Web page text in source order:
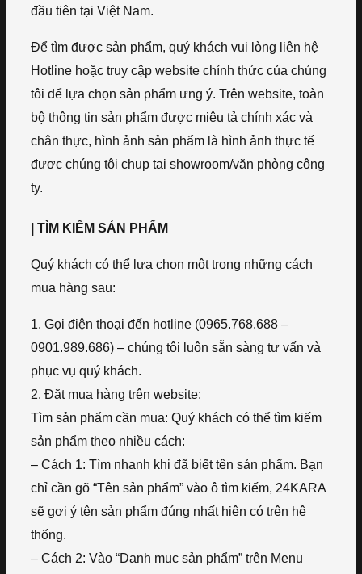
đầu tiên tại Việt Nam.
Để tìm được sản phẩm, quý khách vui lòng liên hệ
Hotline hoặc truy cập website chính thức của chúng
tôi để lựa chọn sản phẩm ưng ý. Trên website, toàn
bộ thông tin sản phẩm được miêu tả chính xác và
chân thực, hình ảnh sản phẩm là hình ảnh thực tế
được chúng tôi chụp tại showroom/văn phòng công
ty.
| TÌM KIẾM SẢN PHẨM
Quý khách có thể lựa chọn một trong những cách
mua hàng sau:
1. Gọi điện thoại đến hotline (0965.768.688 –
0901.989.686) – chúng tôi luôn sẵn sàng tư vấn và
phục vụ quý khách.
2. Đặt mua hàng trên website:
Tìm sản phẩm cần mua: Quý khách có thể tìm kiếm
sản phẩm theo nhiều cách:
– Cách 1: Tìm nhanh khi đã biết tên sản phẩm. Bạn
chỉ cần gõ “Tên sản phẩm” vào ô tìm kiếm, 24KARA
sẽ gợi ý tên sản phẩm đúng nhất hiện có trên hệ
thống.
– Cách 2: Vào “Danh mục sản phẩm” trên Menu